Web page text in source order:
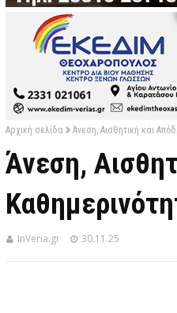
Αρχική σελίδα Άνεση, Αισθητική και
Άνεση,
InVeria.gr 30.11.25